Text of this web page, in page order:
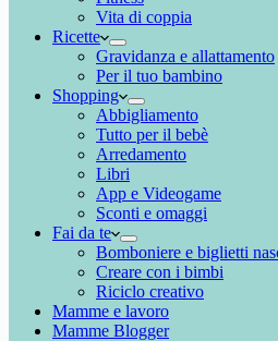
Vita di coppia
Ricette
Gravidanza e allattamento
Per il tuo bambino
Shopping
Abbigliamento
Tutto per il bebè
Arredamento
Libri
App e Videogame
Sconti e omaggi
Fai da te
Bomboniere e biglietti
Creare con i bimbi
Riciclo creativo
Mamme e lavoro
Mamme Blogger